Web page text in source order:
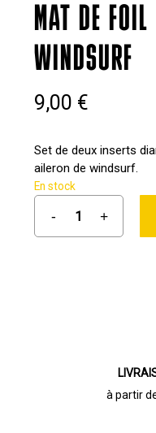
MAT DE
WINDSURF
9,00 €
Set de deux inserts
aileron de windsurf.
En stock
à partir